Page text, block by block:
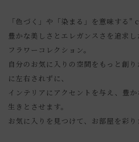
「色づく」や「染まる」を意味する
豊かな美しさとエレガンスさを追求し
フラワーコレクション。
自分のお気に入りの空間をもっと創
に左右されずに、
インテリアにアクセントを与え、豊
生きとさせます。
お気に入りを見つけて、お部屋を彩り